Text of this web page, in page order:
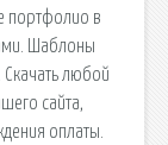
портфолио в
Шаблоны
Скачать любой
сайта,
оплаты.